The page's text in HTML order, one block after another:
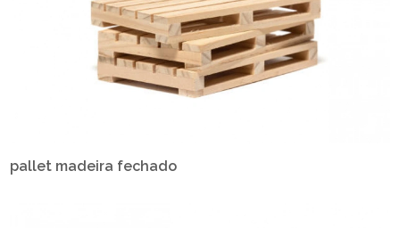
pallet madeira fechado